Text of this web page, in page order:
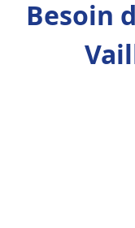
Besoin